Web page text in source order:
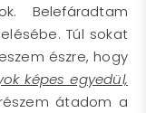
Belefáradtam
Túl sokat
észre, hogy
képes egyedül,
átadom a